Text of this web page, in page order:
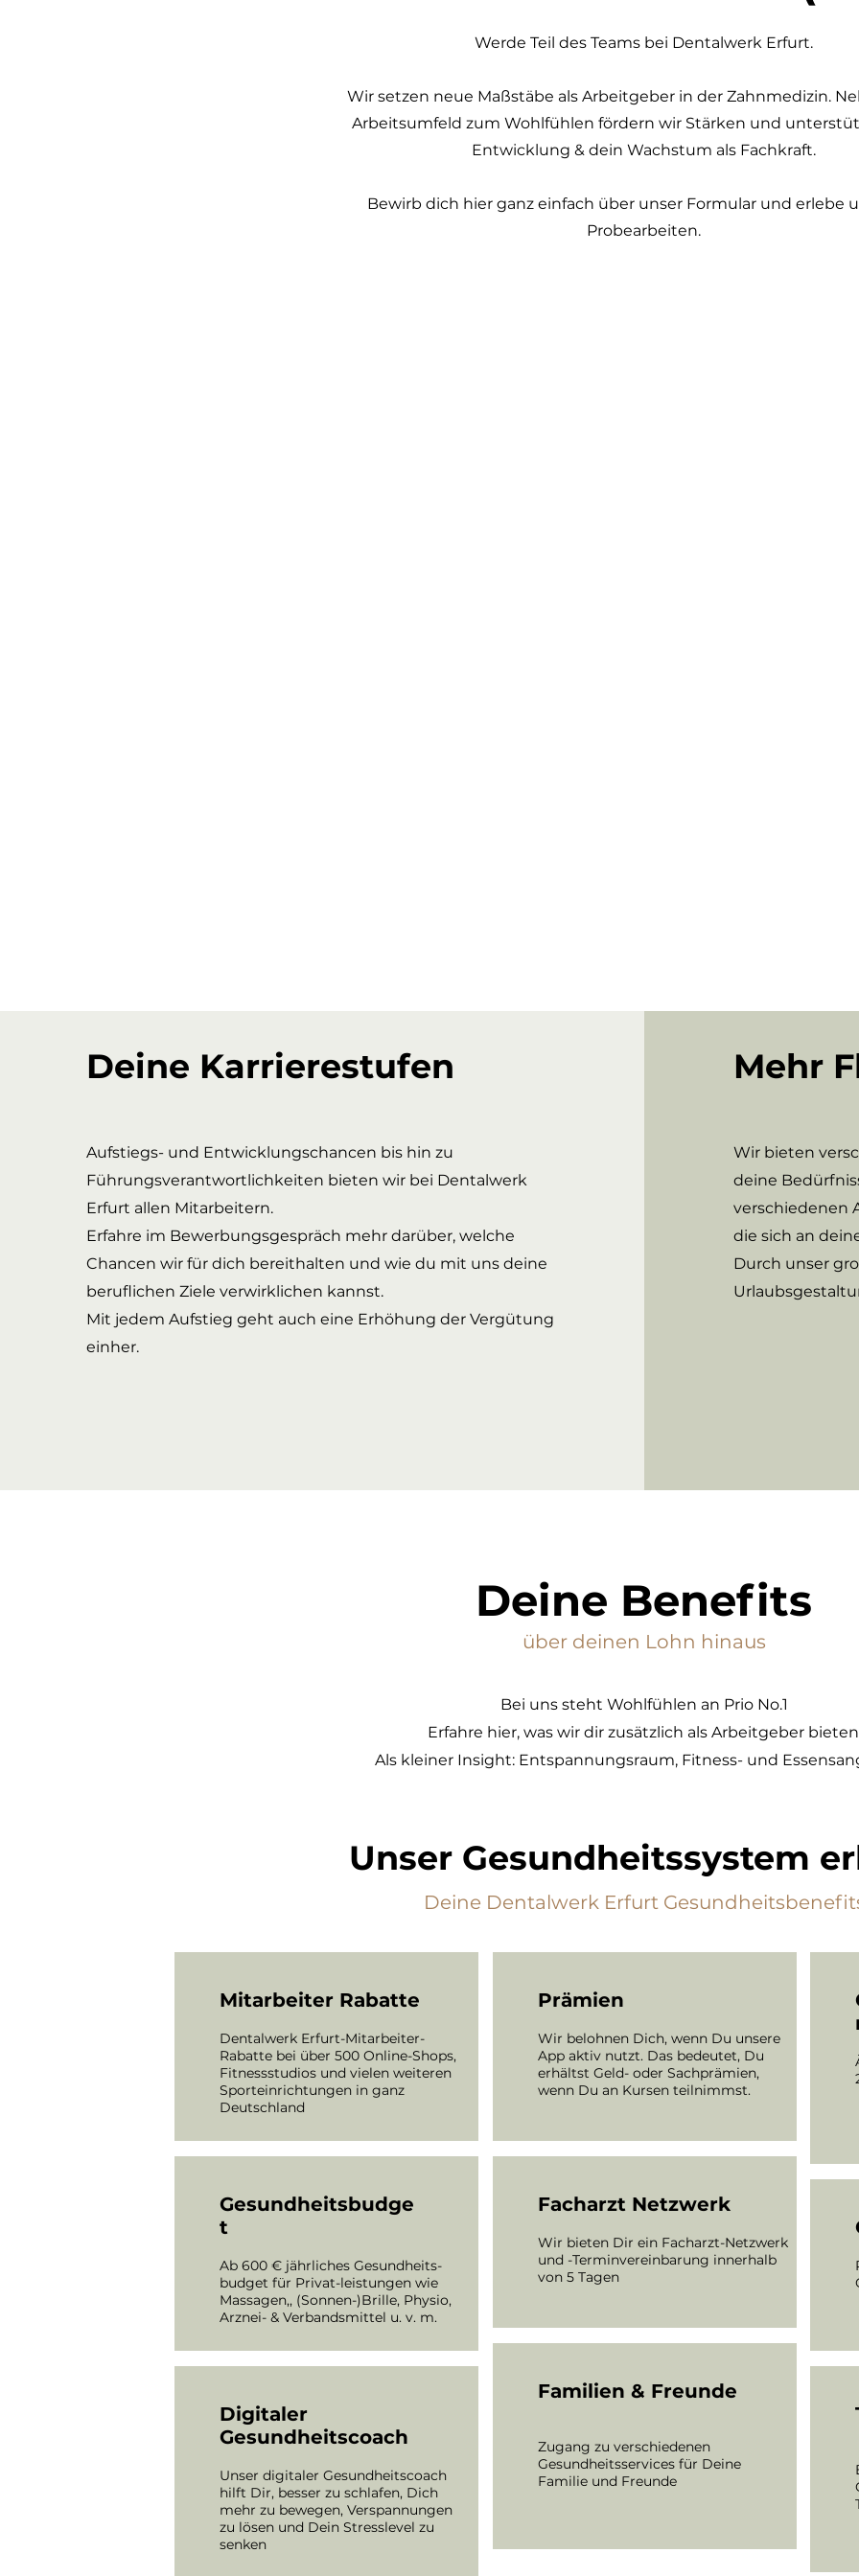
Werde Teil des Teams bei Dentalwerk Erfurt.
Wir setzen neue Maßstäbe als Arbeitgeber in der Zahnmedizin.
Arbeitsumfeld zum Wohlfühlen fördern wir Stärken und
Entwicklung & dein Wachstum als Fachkraft.
Bewirb dich hier ganz einfach über unser Formular und erlebe
Probearbeiten.
Deine Karrierestufen
Aufstiegs- und Entwicklungschancen bis hin zu
Führungsverantwortlichkeiten bieten wir bei Dentalwerk
Erfurt allen Mitarbeitern.
Erfahre im Bewerbungsgespräch mehr darüber, welche
Chancen wir für dich bereithalten und wie du mit uns deine
beruflichen Ziele verwirklichen kannst.
Mit jedem Aufstieg geht auch eine Erhöhung der Vergütung
einher.
Mehr
Wir bieten
deine
verschiedenen
die sich an
Durch unser
Deine Benefits
über deinen Lohn hinaus
Bei uns steht Wohlfühlen an Prio No.1
Erfahre hier, was wir dir zusätzlich als Arbeitgeber
Als kleiner Insight: Entspannungsraum, Fitness- und
Unser Gesundheitssystem
Deine Dentalwerk Erfurt
Mitarbeiter Rabatte
Dentalwerk Erfurt-Mitarbeiter-
Rabatte bei über 500 Online-Shops,
Fitnessstudios und vielen weiteren
Sporteinrichtungen in ganz
Deutschland
Gesundheitsbudge
t
Ab 600 € jährliches Gesundheits-
budget für Privat-leistungen wie
Massagen,, (Sonnen-)Brille, Physio,
Arznei- & Verbandsmittel u. v. m.
Digitaler
Gesundheitscoach
Unser digitaler Gesundheitscoach
hilft Dir, besser zu schlafen, Dich
mehr zu bewegen, Verspannungen
zu lösen und Dein Stresslevel zu
senken
Prämien
Wir belohnen Dich, wenn Du unsere
App aktiv nutzt. Das bedeutet, Du
erhältst Geld- oder Sachprämien,
wenn Du an Kursen teilnimmst.
Facharzt Netzwerk
Wir bieten Dir ein Facharzt-Netzwerk
und -Terminvereinbarung innerhalb
von 5 Tagen
Familien & Freunde
Zugang zu verschiedenen
Gesundheitsservices für Deine
Familie und Freunde